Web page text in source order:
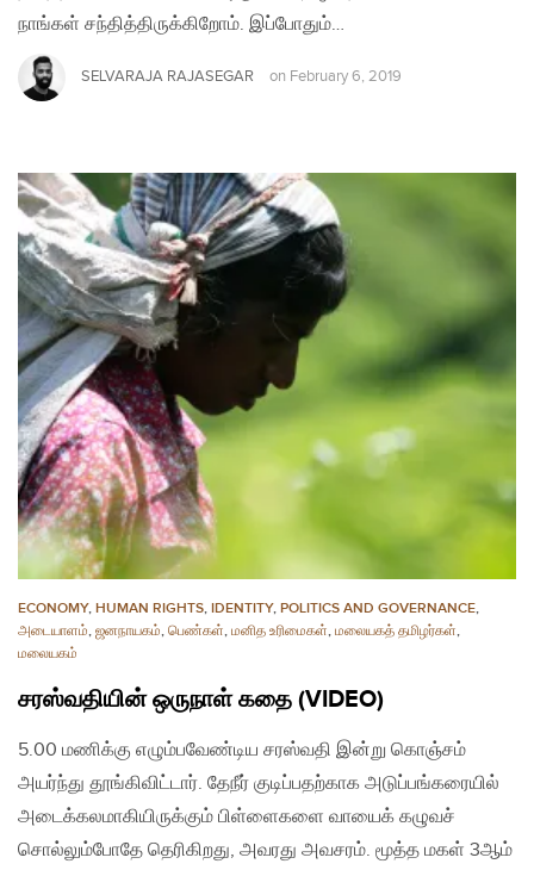
நாங்கள் சந்தித்திருக்கிறோம். இப்போதும்…
SELVARAJA RAJASEGAR on February 6, 2019
ECONOMY, HUMAN RIGHTS, IDENTITY, POLITICS AND GOVERNANCE,
அடையாளம், ஜனநாயகம், பெண்கள், மனித உரிமைகள், மலையகத் தமிழர்கள்,
மலையகம்
சரஸ்வதியின் ஒருநாள் கதை (VIDEO)
5.00 மணிக்கு எழும்பவேண்டிய சரஸ்வதி இன்று கொஞ்சம்
அயர்ந்து தூங்கிவிட்டார். தேநீர் குடிப்பதற்காக அடுப்பங்கரையில்
அடைக்கலமாகியிருக்கும் பிள்ளைகளை வாயைக் கழுவச்
சொல்லும்போதே தெரிகிறது, அவரது அவசரம். மூத்த மகள் 3ஆம்